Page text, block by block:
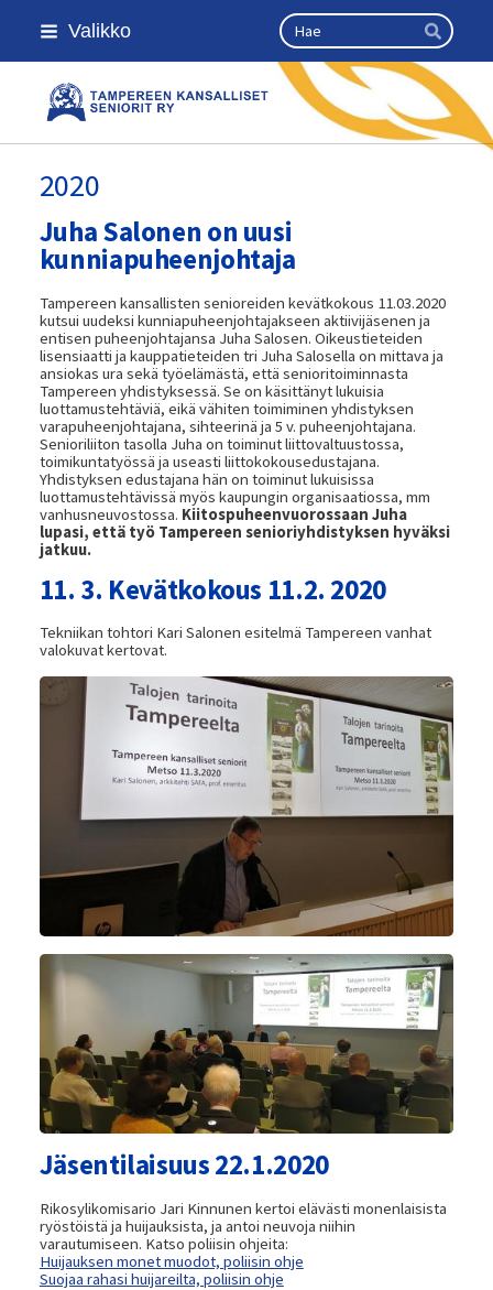
Siirry
sivun
Valikko Haku
Hae
Kansallinen senioriliitto
2020
Juha Salonen on uusi
kunniapuheenjohtaja
Tampereen kansallisten senioreiden kevätkokous 11.03.2020
kutsui uudeksi kunniapuheenjohtajakseen aktiivijäsenen ja
entisen puheenjohtajansa Juha Salosen. Oikeustieteiden
lisensiaatti ja kauppatieteiden tri Juha Salosella on mittava ja
ansiokas ura sekä työelämästä, että senioritoiminnasta
Tampereen yhdistyksessä. Se on käsittänyt lukuisia
luottamustehtäviä, eikä vähiten toimiminen yhdistyksen
varapuheenjohtajana, sihteerinä ja 5 v. puheenjohtajana.
Senioriliiton tasolla Juha on toiminut liittovaltuustossa,
toimikuntatyössä ja useasti liittokokousedustajana.
Yhdistyksen edustajana hän on toiminut lukuisissa
luottamustehtävissä myös kaupungin organisaatiossa, mm
vanhusneuvostossa. Kiitospuheenvuorossaan Juha
lupasi, että työ Tampereen senioriyhdistyksen hyväksi
jatkuu.
11. 3. Kevätkokous 11.2. 2020
Tekniikan tohtori Kari Salonen esitelmä Tampereen vanhat
valokuvat kertovat.
Jäsentilaisuus 22.1.2020
Rikosylikomisario Jari Kinnunen kertoi elävästi monenlaisista
ryöstöistä ja huijauksista, ja antoi neuvoja niihin
varautumiseen. Katso poliisin ohjeita:
Huijauksen monet muodot, poliisin ohje
Suojaa rahasi huijareilta, poliisin ohje